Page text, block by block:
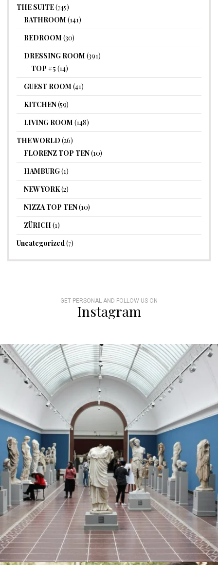
THE SUITE(745)
BATHROOM (141)
BEDROOM (30)
DRESSING ROOM (391)
TOP #5 (14)
GUEST ROOM (41)
KITCHEN(59)
LIVING ROOM (148)
THE WORLD (26)
FLORENZ TOP TEN(10)
HAMBURG(1)
NEW YORK(2)
NIZZA TOP TEN(10)
ZÜRICH (1)
Uncategorized(7)
GET PERSONAL AND FOLLOW US ON
Instagram